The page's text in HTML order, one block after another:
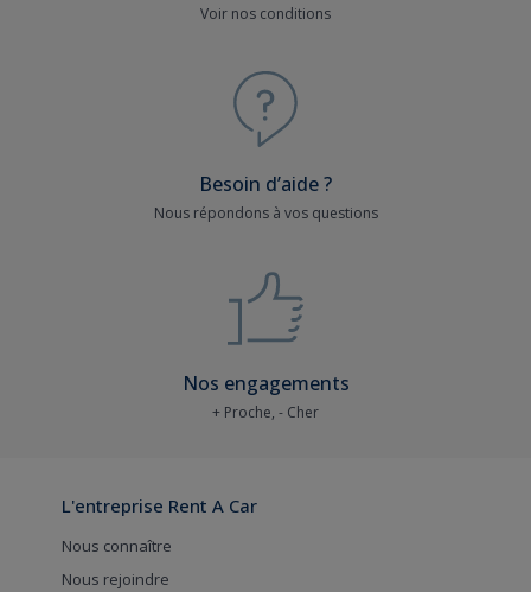
Voir nos conditions
Besoin d’aide ?
Nous répondons à vos questions
Nos engagements
+ Proche, - Cher
L'entreprise Rent A Car
Nous connaître
Nous rejoindre